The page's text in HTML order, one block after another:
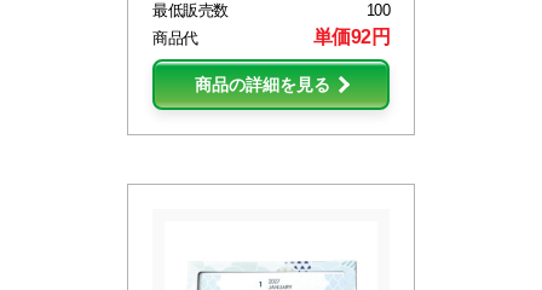
最低販売数
100
商品代
単価92円
商品の詳細を見る